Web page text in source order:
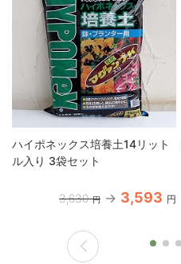
ハイポネックス培養土14リット
ル入り 3袋セット
3,630 円 3,593 円